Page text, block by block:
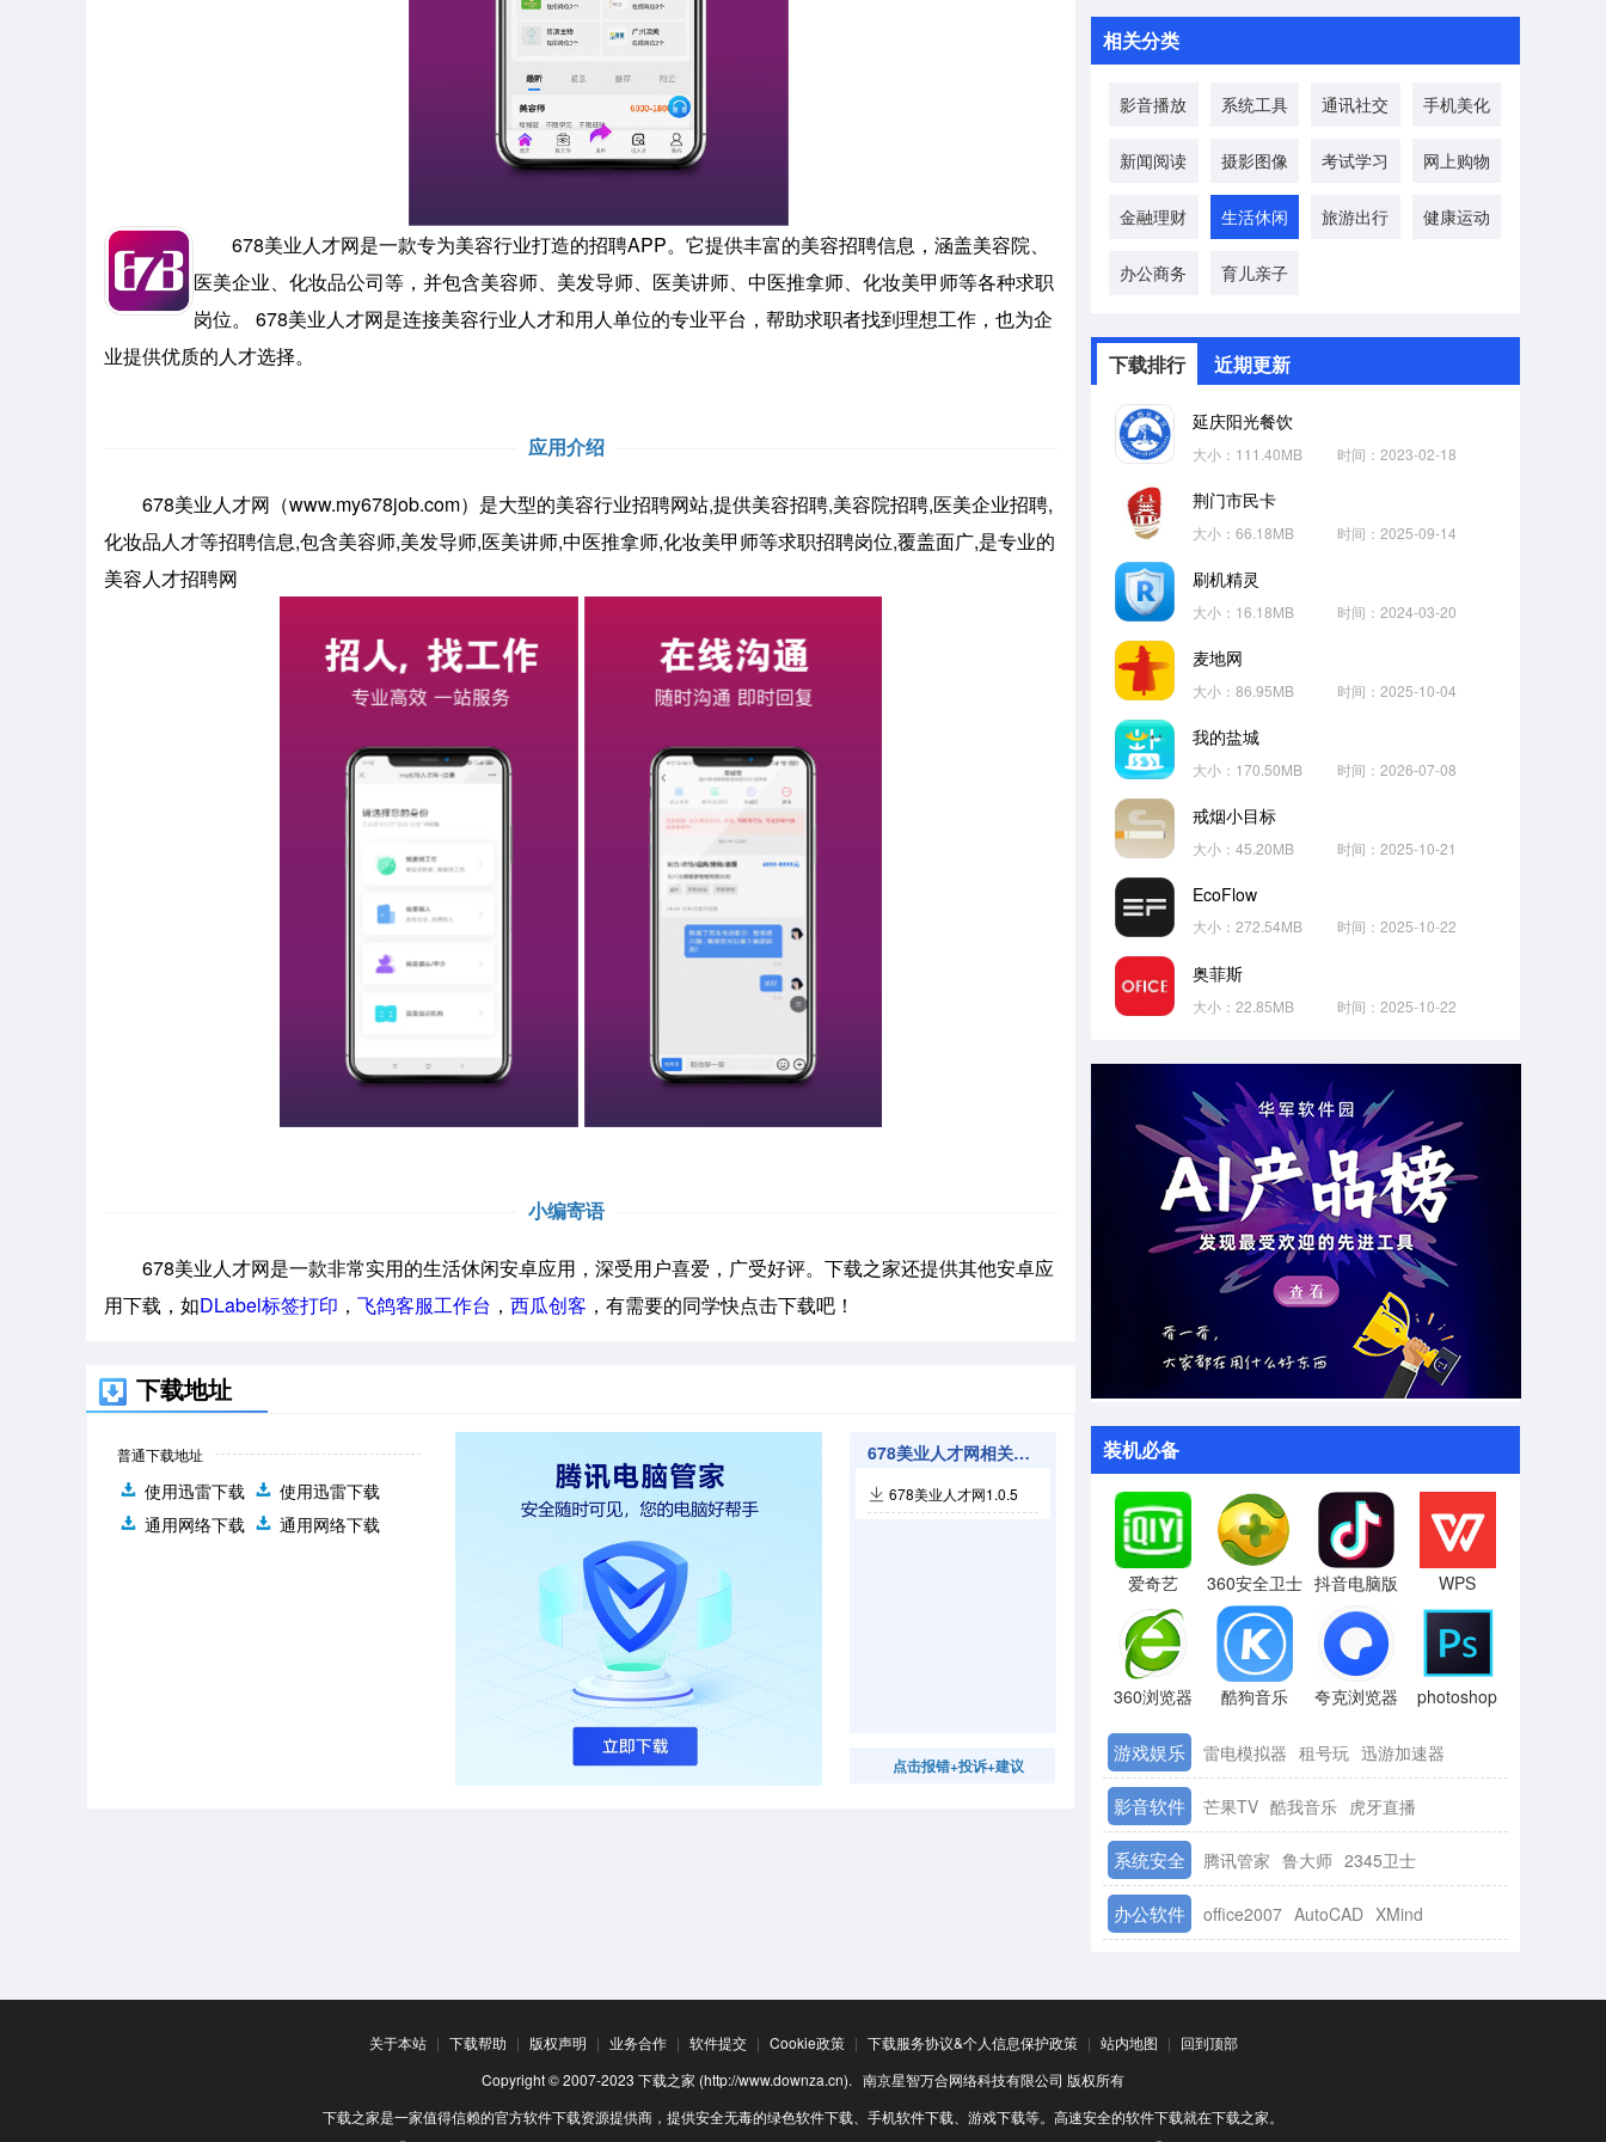
678美业人才网是一款专为美容行业打造的招聘APP。它提供丰富的美容招聘信息，涵盖美容院、
医美企业、化妆品公司等，并包含美容师、美发导师、医美讲师、中医推拿师、化妆美甲师等各种求职
岗位。 678美业人才网是连接美容行业人才和用人单位的专业平台，帮助求职者找到理想工作，也为企
业提供优质的人才选择。
应用介绍
678美业人才网（www.my678job.com）是大型的美容行业招聘网站,提供美容招聘,美容院招聘,医美企业招聘,
化妆品人才等招聘信息,包含美容师,美发导师,医美讲师,中医推拿师,化妆美甲师等求职招聘岗位,覆盖面广,是专业的
美容人才招聘网
小编寄语
678美业人才网是一款非常实用的生活休闲安卓应用，深受用户喜爱，广受好评。下载之家还提供其他安卓应
用下载，如DLabel标签打印 ， 飞鸽客服工作台 ， 西瓜创客 ，有需要的同学快点击下载吧！
下载地址
普通下载地址
使用迅雷下载
使用迅雷下载
通用网络下载
通用网络下载
678美业人才网相关软件
678美业人才网1.0.5
点击报错+投诉+建议
相关分类
影音播放 系统工具 通讯社交 手机美化
新闻阅读 摄影图像 考试学习 网上购物
金融理财 生活休闲 旅游出行 健康运动
办公商务 育儿亲子
下载排行 近期更新
延庆阳光餐饮
大小：111.40MB 时间：2023-02-18
荆门市民卡
大小：66.18MB 时间：2025-09-14
刷机精灵
大小：16.18MB 时间：2024-03-20
麦地网
大小：86.95MB 时间：2025-10-04
我的盐城
大小：170.50MB 时间：2026-07-08
戒烟小目标
大小：45.20MB 时间：2025-10-21
EcoFlow
大小：272.54MB 时间：2025-10-22
奥菲斯
大小：22.85MB 时间：2025-10-22
装机必备
爱奇艺 360安全卫士 抖音电脑版 WPS
360浏览器 酷狗音乐 夸克浏览器 photoshop
游戏娱乐 雷电模拟器 租号玩 迅游加速器
影音软件 芒果TV 酷我音乐 虎牙直播
系统安全 腾讯管家 鲁大师 2345卫士
办公软件 office2007 AutoCAD XMind
关于本站 | 下载帮助 | 版权声明 | 业务合作 | 软件提交 | Cookie政策 | 下载服务协议&个人信息保护政策 | 站内地图 | 回到顶部
Copyright © 2007-2023 下载之家 (http://www.downza.cn). 南京星智万合网络科技有限公司 版权所有
下载之家是一家值得信赖的官方软件下载资源提供商，提供安全无毒的绿色软件下载、手机软件下载、游戏下载等。高速安全的软件下载就在下载之家。